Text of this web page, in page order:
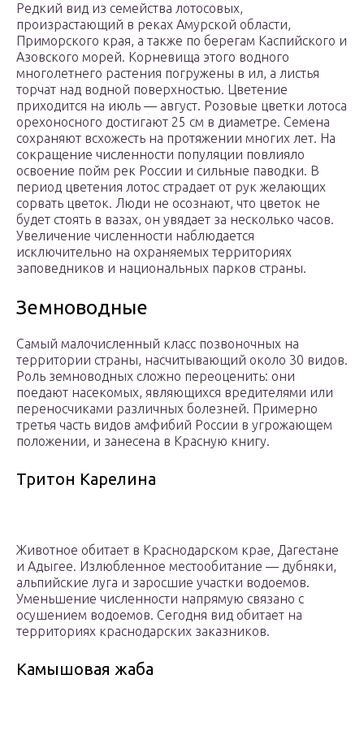
Редкий вид из семейства лотосовых,
произрастающий в реках Амурской области,
Приморского края, а также по берегам Каспийского и
Азовского морей. Корневища этого водного
многолетнего растения погружены в ил, а листья
торчат над водной поверхностью. Цветение
приходится на июль — август. Розовые цветки лотоса
орехоносного достигают 25 см в диаметре. Семена
сохраняют всхожесть на протяжении многих лет. На
сокращение численности популяции повлияло
освоение пойм рек России и сильные паводки. В
период цветения лотос страдает от рук желающих
сорвать цветок. Люди не осознают, что цветок не
будет стоять в вазах, он увядает за несколько часов.
Увеличение численности наблюдается
исключительно на охраняемых территориях
заповедников и национальных парков страны.
Земноводные
Самый малочисленный класс позвоночных на
территории страны, насчитывающий около 30 видов.
Роль земноводных сложно переоценить: они
поедают насекомых, являющихся вредителями или
переносчиками различных болезней. Примерно
третья часть видов амфибий России в угрожающем
положении, и занесена в Красную книгу.
Тритон Карелина
Животное обитает в Краснодарском крае, Дагестане
и Адыгее. Излюбленное местообитание — дубняки,
альпийские луга и заросшие участки водоемов.
Уменьшение численности напрямую связано с
осушением водоемов. Сегодня вид обитает на
территориях краснодарских заказников.
Камышовая жаба